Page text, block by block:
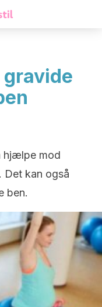
hjælpe mod
Det kan også
ben.